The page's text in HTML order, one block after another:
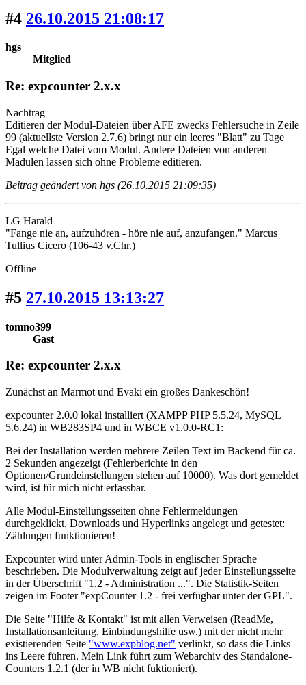
#4 26.10.2015 21:08:17
hgs
Mitglied
Re: expcounter 2.x.x
Nachtrag
Editieren der Modul-Dateien über AFE zwecks Fehlersuche in Zeile
99 (aktuellste Version 2.7.6) bringt nur ein leeres "Blatt" zu Tage
Egal welche Datei vom Modul. Andere Dateien von anderen
Madulen lassen sich ohne Probleme editieren.
Beitrag geändert von hgs (26.10.2015 21:09:35)
LG Harald
"Fange nie an, aufzuhören - höre nie auf, anzufangen." Marcus
Tullius Cicero (106-43 v.Chr.)
Offline
#5 27.10.2015 13:13:27
tomno399
Gast
Re: expcounter 2.x.x
Zunächst an Marmot und Evaki ein großes Dankeschön!
expcounter 2.0.0 lokal installiert (XAMPP PHP 5.5.24, MySQL
5.6.24) in WB283SP4 und in WBCE v1.0.0-RC1:
Bei der Installation werden mehrere Zeilen Text im Backend für ca.
2 Sekunden angezeigt (Fehlerberichte in den
Optionen/Grundeinstellungen stehen auf 10000). Was dort gemeldet
wird, ist für mich nicht erfassbar.
Alle Modul-Einstellungsseiten ohne Fehlermeldungen
durchgeklickt. Downloads und Hyperlinks angelegt und getestet:
Zählungen funktionieren!
Expcounter wird unter Admin-Tools in englischer Sprache
beschrieben. Die Modulverwaltung zeigt auf jeder Einstellungsseite
in der Überschrift "1.2 - Administration ...". Die Statistik-Seiten
zeigen im Footer "expCounter 1.2 - frei verfügbar unter der GPL".
Die Seite "Hilfe & Kontakt" ist mit allen Verweisen (ReadMe,
Installationsanleitung, Einbindungshilfe usw.) mit der nicht mehr
existierenden Seite "www.expblog.net" verlinkt, so dass die Links
ins Leere führen. Mein Link führt zum Webarchiv des Standalone-
Counters 1.2.1 (der in WB nicht fuktioniert).